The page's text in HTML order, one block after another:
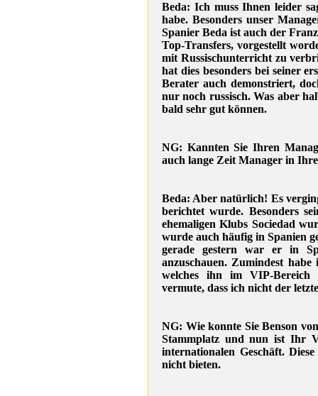
Beda: Ich muss Ihnen leider
habe. Besonders unser
Spanier Beda ist auch der
Top-Transfers, vorgestellt
mit Russischunterricht zu
hat dies besonders bei seiner
Berater auch demonstriert,
nur noch russisch. Was aber
bald sehr gut können.
NG: Kannten Sie Ihren
auch lange Zeit Manager in
Beda: Aber natürlich! Es
berichtet wurde. Besonders
ehemaligen Klubs Sociedad
wurde auch häufig in Spanien
gerade gestern war er in
anzuschauen. Zumindest
welches ihn im VIP-Bereich
vermute, dass ich nicht der
NG: Wie konnte Sie Benson
Stammplatz und nun ist Ihr
internationalen Geschäft.
nicht bieten.